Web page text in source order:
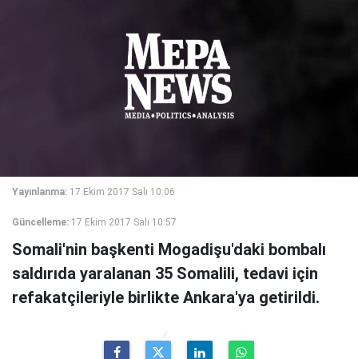
Yayınlanma: 17 Ekim 2017 Salı 10:06
Güncelleme: 17 Ekim 2017 Salı 10:57
Somali'nin başkenti Mogadişu'daki bombalı
saldırıda yaralanan 35 Somalili, tedavi için
refakatçileriyle birlikte Ankara'ya getirildi.